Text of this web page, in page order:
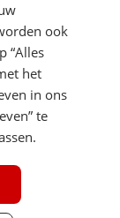
ook
“Alles
het
in ons
te